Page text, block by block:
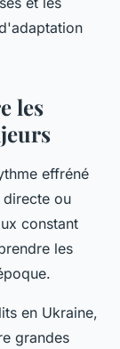
les
effréné
ou
constant
les
en Ukraine,
grandes